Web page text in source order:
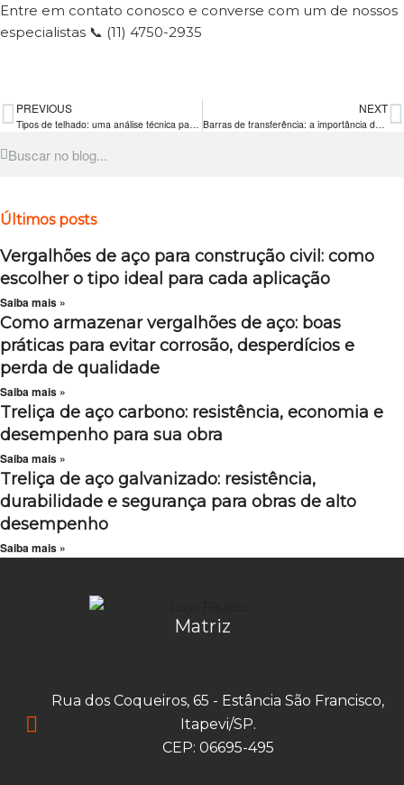
Entre em contato conosco e converse com um de nossos
especialistas 📞 (11) 4750-2935
PREVIOUS
Tipos de telhado: uma análise técnica para profissionais da construção civil
NEXT
Barras de transferência: a importância da solidez estrutural nas edificações
Últimos posts
Vergalhões de aço para construção civil: como
escolher o tipo ideal para cada aplicação
Saiba mais »
Como armazenar vergalhões de aço: boas
práticas para evitar corrosão, desperdícios e
perda de qualidade
Saiba mais »
Treliça de aço carbono: resistência, economia e
desempenho para sua obra
Saiba mais »
Treliça de aço galvanizado: resistência,
durabilidade e segurança para obras de alto
desempenho
Saiba mais »
Matriz
Rua dos Coqueiros, 65 - Estância São Francisco,
Itapevi/SP.
CEP: 06695-495